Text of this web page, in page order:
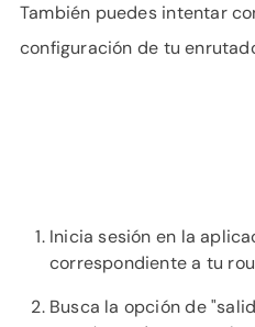
También puedes intentar
configuración de tu
Inicia sesión en la
correspondiente a tu
Busca la opción de